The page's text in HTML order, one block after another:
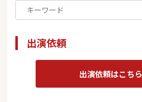
出演依頼
出演依頼はこちら